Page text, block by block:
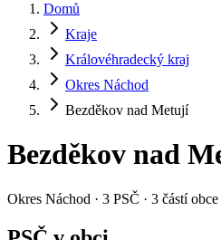
Domů
Kraje
Královéhradecký kraj
Okres Náchod
Bezděkov nad Metují
Bezděkov nad
Okres Náchod · 3 PSČ · 3 částí obce